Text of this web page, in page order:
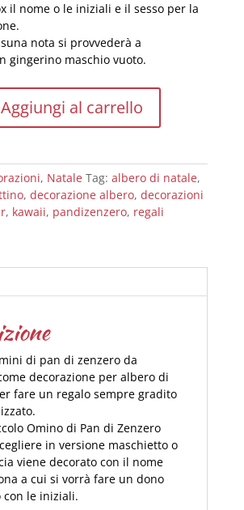
il nome o le iniziali e il sesso per la
nota si provvederà a
gingerino maschio vuoto.
Aggiungi al carrello
, Natale Tag: albero di natale,
, decorazione albero, decorazioni
, kawaii, pandizenzero, regali
di pan di zenzero da
decorazione per albero di
fare un regalo sempre gradito
Omino di Pan di Zenzero
in versione maschietto o
viene decorato con il nome
a cui si vorrà fare un dono
con le iniziali.